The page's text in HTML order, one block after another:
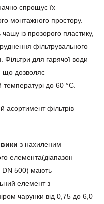
спрощує їх
монтажного простору.
із прозорого пластику,
фільтрувального
для гарячої води
що дозволяє
температурі до 60 °С.
асортимент фільтрів
з нахиленим
елемента(діапазон
DN 500) мають
елемент з
чарунки від 0,75 до 6,0